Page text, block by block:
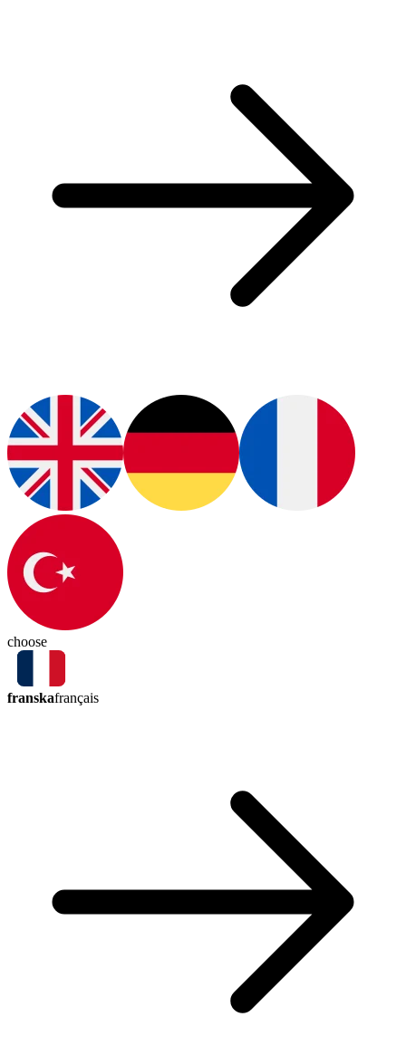
choose
franskafrançais